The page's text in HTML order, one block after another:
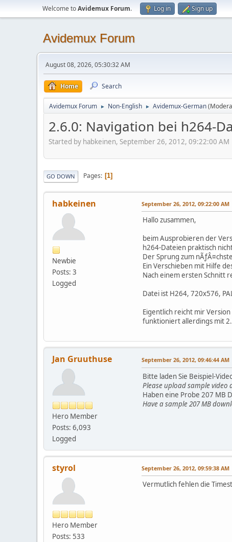
Welcome toAvidemux Forum. Log in Sign up
Avidemux Forum
August 08, 2026, 05:30:32 AM
Home Search
Avidemux Forum ► Non-English ► Avidemux-German
2.6.0: Navigation bei h264-
Started by habkeinen, September 26, 2012, 09:22:00 AM
GO DOWN Pages 1
habkeinen
Newbie
Posts: 3
Logged
September 26, 2012, 09:22:00 AM
Hallo zusammen,
beim Ausprobieren der
h264-Dateien praktisch
Der Sprung zum
Ein Verschieben mit Hilfe
Nach einem ersten Schnitt
Datei ist H264, 720x576,
Eigentlich reicht mir
funktioniert allerdings mit
Jan Gruuthuse
Hero Member
Posts: 6,093
Logged
September 26, 2012, 09:46:44 AM
Bitte laden Sie Beispiel-
Please upload sample video
Haben eine Probe 207 MB
Have a sample 207 MB
styrol
Hero Member
Posts: 533
September 26, 2012, 09:59:38 AM
Vermutlich fehlen die